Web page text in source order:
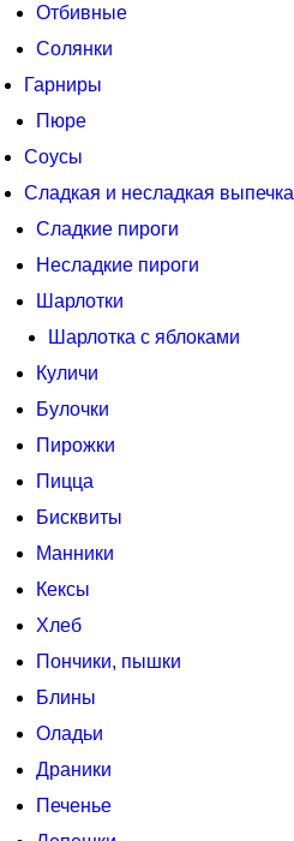
Отбивные
Солянки
Гарниры
Пюре
Соусы
Сладкая и несладкая выпечка
Сладкие пироги
Несладкие пироги
Шарлотки
Шарлотка с яблоками
Куличи
Булочки
Пирожки
Пицца
Бисквиты
Манники
Кексы
Хлеб
Пончики, пышки
Блины
Оладьи
Драники
Печенье